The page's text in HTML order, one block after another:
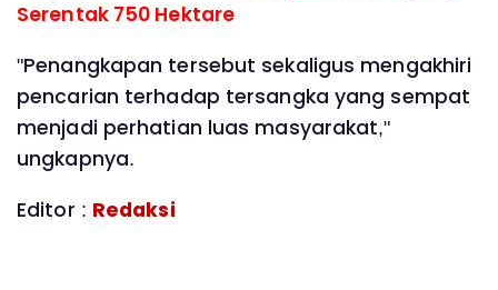
Serentak 750 Hektare
"Penangkapan tersebut sekaligus mengakhiri
pencarian terhadap tersangka yang sempat
menjadi perhatian luas masyarakat,"
ungkapnya.
Editor : Redaksi